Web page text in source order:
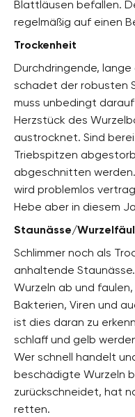
Blattläusen befallen.
regelmäßig auf einen
Trockenheit
Durchdringende,
schadet der robusten
muss unbedingt
Herzstück des
austrocknet. Sind
Triebspitzen
abgeschnitten
wird problemlos
Hebe aber in diesem
Staunässe/
Schlimmer noch als
anhaltende
Wurzeln ab und
Bakterien, Viren und
ist dies daran zu
schlaff und gelb
Wer schnell handelt
beschädigte Wurzeln
zurückschneidet, hat
retten.